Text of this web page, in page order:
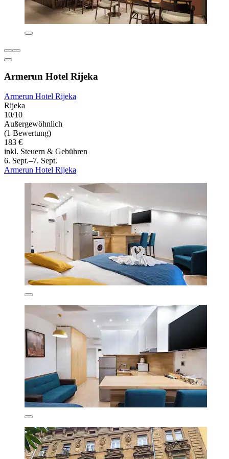
Armerun Hotel Rijeka
Armerun Hotel Rijeka
Rijeka
10/10
Außergewöhnlich
(1 Bewertung)
183 €
inkl. Steuern & Gebühren
6. Sept.–7. Sept.
Armerun Hotel Rijeka